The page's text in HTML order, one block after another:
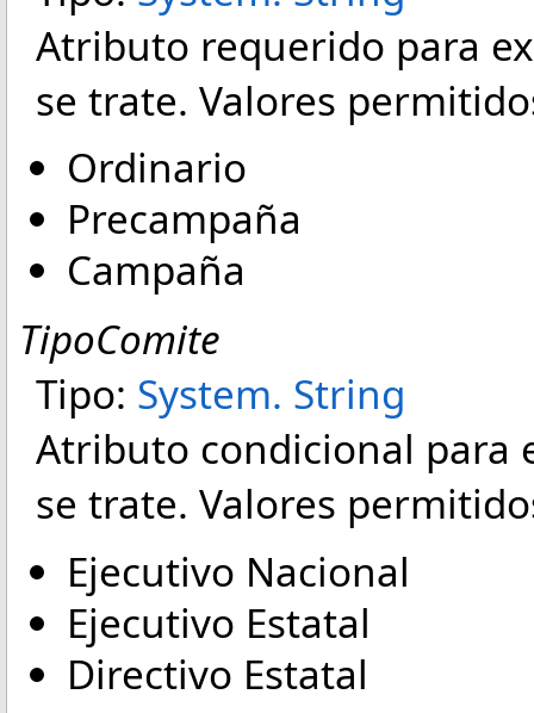
Atributo requerido para
se trate. Valores
Ordinario
Precampaña
Campaña
TipoComite
Tipo: System. String
Atributo condicional para
se trate. Valores
Ejecutivo Nacional
Ejecutivo Estatal
Directivo Estatal